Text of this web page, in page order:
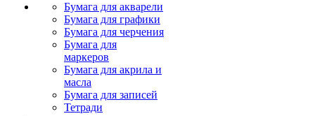
Бумага для акварели
Бумага для графики
Бумага для черчения
Бумага для
маркеров
Бумага для акрила и
масла
Бумага для записей
Тетради